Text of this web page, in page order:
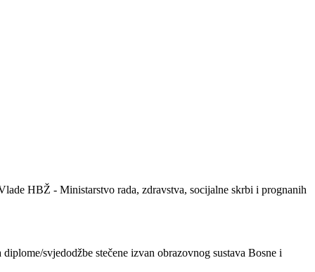
HBŽ - Ministarstvo rada, zdravstva, socijalne skrbi i prognanih
diplome/svjedodžbe stečene izvan obrazovnog sustava Bosne i